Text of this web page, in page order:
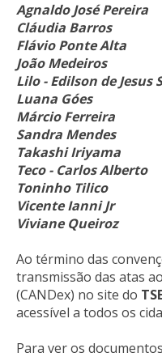
Agnaldo José Pereira
Cláudia Barros
Flávio Ponte Alta
João Medeiros
Lilo - Edilson de Jesus
Luana Góes
Márcio Ferreira
Sandra Mendes
Takashi Iriyama
Teco - Carlos Alberto
Toninho Tilico
Vicente Ianni Jr
Viviane Queiroz
Ao término das
transmissão das atas
(CANDex) no site do
acessível a todos os
Para ver os